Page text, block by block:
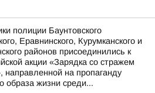
полиции Бaунтовского
Еравнинского, Курумканского и
районов присоединились к
акции «Зарядка со стражем
направленной на пропаганду
образа жизни среди...